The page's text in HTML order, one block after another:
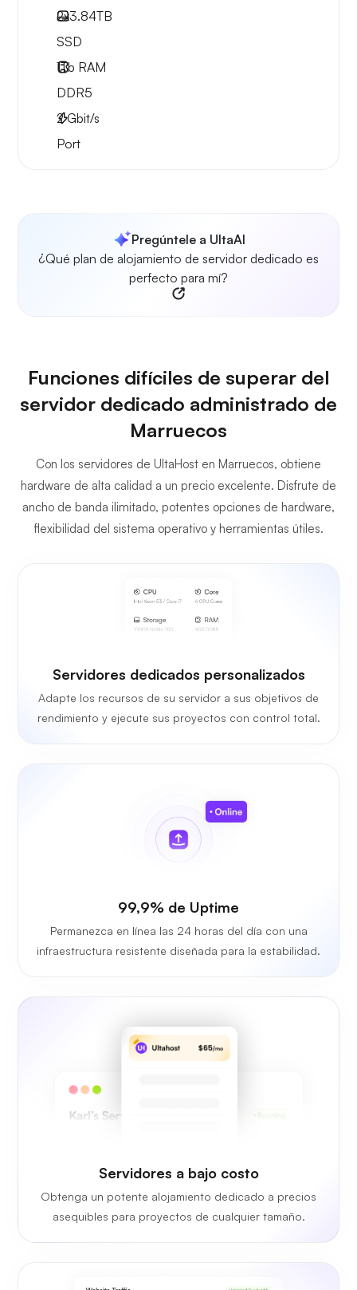
2x3.84TB
SSD
1Tb RAM
DDR5
2Gbit/s
Port
Pregúntele a UltaAI
¿Qué plan de alojamiento de servidor dedicado es
perfecto para mí?
Funciones difíciles de superar del
servidor dedicado administrado de
Marruecos
Con los servidores de UltaHost en Marruecos, obtiene
hardware de alta calidad a un precio excelente. Disfrute de
ancho de banda ilimitado, potentes opciones de hardware,
flexibilidad del sistema operativo y herramientas útiles.
Servidores dedicados personalizados
Adapte los recursos de su servidor a sus objetivos de
rendimiento y ejecute sus proyectos con control total.
99,9% de Uptime
Permanezca en línea las 24 horas del día con una
infraestructura resistente diseñada para la estabilidad.
Servidores a bajo costo
Obtenga un potente alojamiento dedicado a precios
asequibles para proyectos de cualquier tamaño.